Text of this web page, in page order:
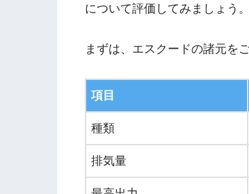
について評価してみましょう。
まずは、エスクードの諸元を
項目
種類
排気量